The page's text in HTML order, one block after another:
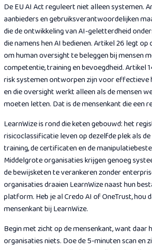
De EU AI Act reguleert niet alleen systemen.
aanbieders en gebruiksverantwoordelijken
die de ontwikkeling van AI-geletterdheid
die namens hen AI bedienen. Artikel 26 legt
om human oversight te beleggen bij mensen
competentie, training en bevoegdheid. Artikel
risk systemen ontworpen zijn voor effectieve
en die oversight werkt alleen als de mensen
moeten letten. Dat is de mensenkant die een
LearnWize is rond die keten gebouwd: het
risicoclassificatie leven op dezelfde plek als
training, de certificaten en de
Middelgrote organisaties krijgen genoeg
de bewijsketen te verankeren zonder
organisaties draaien LearnWize naast hun
platform. Heb je al Credo AI of OneTrust, hou
mensenkant bij LearnWize.
Begin met zicht op de mensenkant, want daar
organisaties niets. Doe de 5-minuten scan en